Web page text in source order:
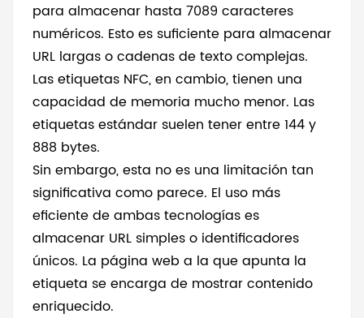
para almacenar hasta 7089 caracteres
numéricos. Esto es suficiente para almacenar
URL largas o cadenas de texto complejas.
Las etiquetas NFC, en cambio, tienen una
capacidad de memoria mucho menor. Las
etiquetas estándar suelen tener entre 144 y
888 bytes.
Sin embargo, esta no es una limitación tan
significativa como parece. El uso más
eficiente de ambas tecnologías es
almacenar URL simples o identificadores
únicos. La página web a la que apunta la
etiqueta se encarga de mostrar contenido
enriquecido.